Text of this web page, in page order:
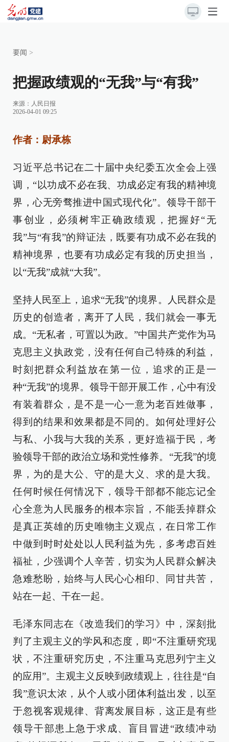
要闻 >
把握政绩观的“无我”与“有我”
来源： 人民日报
2026-04-01 09:25
作者：尉承栋
习近平总书记在二十届中央纪委五次全会上强
调，“以功成不必在我、功成必定有我的精神境
界，心无旁骛推进中国式现代化”。领导干部干
事创业，必须树牢正确政绩观，把握好“无
我”与“有我”的辩证法，既要有功成不必在我的
精神境界，也要有功成必定有我的历史担当，
以“无我”成就“大我”。
坚持人民至上，追求“无我”的境界。人民群众是
历史的创造者，离开了人民，我们就会一事无
成。“无私者，可置以为政。”中国共产党作为马
克思主义执政党，没有任何自己特殊的利益，
时刻把群众利益放在第一位，追求的正是一
种“无我”的境界。领导干部开展工作，心中有没
有装着群众，是不是一心一意为老百姓做事，
得到的结果和效果都是不同的。如何处理好公
与私、小我与大我的关系，更好造福于民，考
验领导干部的政治立场和党性修养。“无我”的境
界，为的是大公、守的是大义、求的是大我。
任何时候任何情况下，领导干部都不能忘记全
心全意为人民服务的根本宗旨，不能丢掉群众
是真正英雄的历史唯物主义观点，在日常工作
中做到时时处处以人民利益为先，多考虑百姓
福祉，少强调个人辛苦，切实为人民群众解决
急难愁盼，始终与人民心心相印、同甘共苦，
站在一起、干在一起。
毛泽东同志在《改造我们的学习》中，深刻批
判了主观主义的学风和态度，即“不注重研究现
状，不注重研究历史，不注重马克思列宁主义
的应用”。主观主义反映到政绩观上，往往是“自
我”意识太浓，从个人或小团体利益出发，以至
于忽视客观规律、背离发展目标，这正是有些
领导干部患上急于求成、盲目冒进“政绩冲动